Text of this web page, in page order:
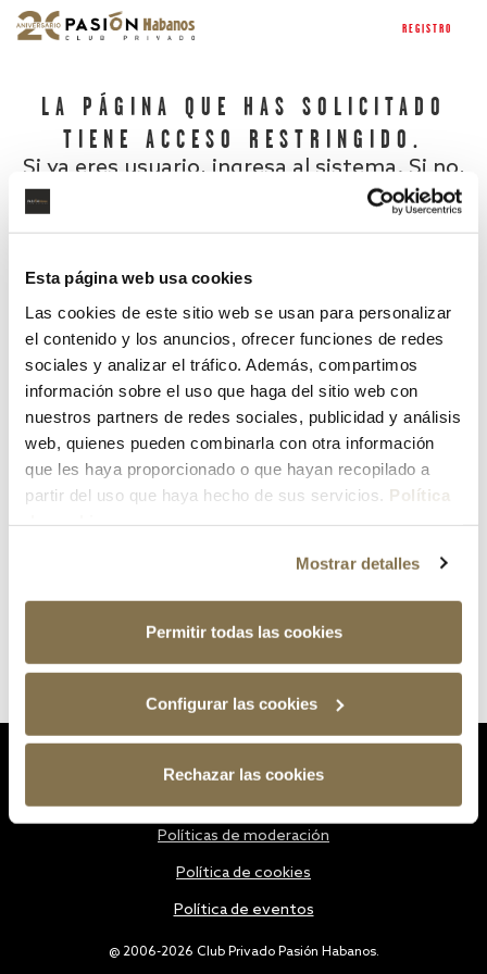
Esta página web usa cookies
Las cookies de este sitio web se usan para personalizar
el contenido y los anuncios, ofrecer funciones de redes
sociales y analizar el tráfico. Además, compartimos
información sobre el uso que haga del sitio web con
nuestros partners de redes sociales, publicidad y análisis
web, quienes pueden combinarla con otra información
que les haya proporcionado o que hayan recopilado a
partir del uso que haya hecho de sus servicios. Política
Mostrar detalles
Permitir todas las cookies
Configurar las cookies
Rechazar las cookies
REGISTRO
LA PÁGINA QUE HAS SOLICITADO
TIENE ACCESO RESTRINGIDO.
Si ya eres usuario, ingresa al sistema. Si no,
¿Has olvidado tu contraseña?
@ 2006-2026 Club Privado Pasión Habanos.
Políticas de moderación
Política de cookies
Política de eventos